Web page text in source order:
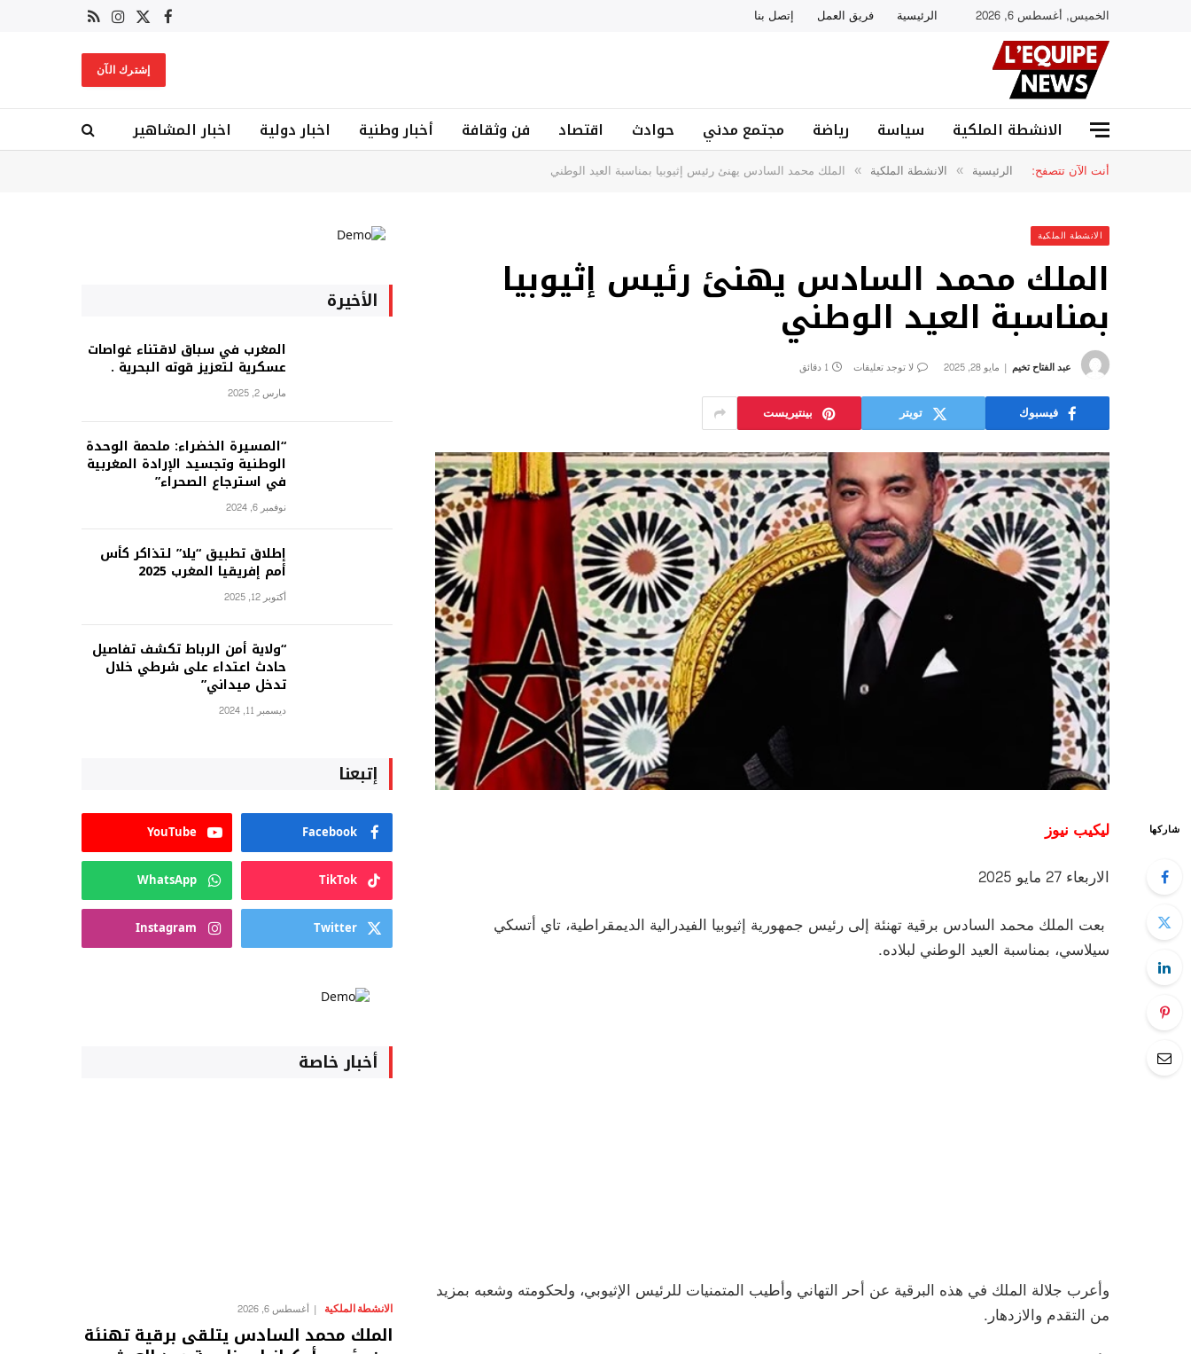
الخميس, أغسطس 6, 2026 الرئيسية فريق العمل إتصل بنا فيسبوك
X
الانستغرام
RSS
إشترك الآن
الانشطة الملكية سياسة رياضة مجتمع مدني حوادث اقتصاد فن وثقافة أخبار وطنية اخبار دولية اخبار المشاهير
أنت الآن تتصفح: الرئيسية » الانشطة الملكية » الملك محمد السادس يهنئ رئيس إثيوبيا بمناسبة العيد الوطني
الانشطة الملكية
الملك محمد السادس يهنئ رئيس إثيوبيا
بمناسبة العيد الوطني
عبد الفتاح تخيم مايو 28, 2025 لا توجد تعليقات 1 دقائق
فيسبوك تويتر بينتيريست
شاركها
ليكيب نيوز
الاربعاء 27 مايو 2025
بعت الملك محمد السادس برقية تهنئة إلى رئيس جمهورية إثيوبيا الفيدرالية الديمقراطية، تاي أتسكي
سيلاسي، بمناسبة العيد الوطني لبلاده.
وأعرب جلالة الملك في هذه البرقية عن أحر التهاني وأطيب المتمنيات للرئيس الإثيوبي، ولحكومته وشعبه بمزيد
من التقدم والازدهار.
الأخيرة
المغرب في سباق لاقتناء غواصات
عسكرية لتعزيز قوته البحرية .
مارس 2, 2025
“المسيرة الخضراء: ملحمة الوحدة
الوطنية وتجسيد الإرادة المغربية
في استرجاع الصحراء”
نوفمبر 6, 2024
إطلاق تطبيق “يلا” لتذاكر كأس
أمم إفريقيا المغرب 2025
أكتوبر 12, 2025
“ولاية أمن الرباط تكشف تفاصيل
حادث اعتداء على شرطي خلال
تدخل ميداني”
ديسمبر 11, 2024
إتبعنا
Facebook
YouTube
TikTok
WhatsApp
Twitter
Instagram
أخبار خاصة
الانشطة الملكية أغسطس 6, 2026
الملك محمد السادس يتلقى برقية تهنئة